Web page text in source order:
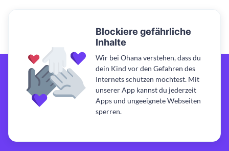
Blockiere gefährliche
Inhalte
Wir bei Ohana verstehen, dass du
dein Kind vor den Gefahren des
Internets schützen möchtest. Mit
unserer App kannst du jederzeit
Apps und ungeeignete Webseiten
sperren.